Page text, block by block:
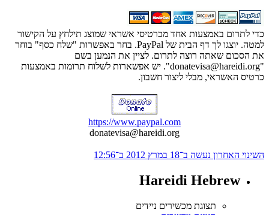
כדי לתרום באמצעות אחד מכרטיסי אשראי שמוצג תילחץ על הקישור
למטה. יוצגו לך דף הבית של PayPal. בחר באפשרות "שלח כסף" בוחר
את הסכום שאתה רוצה לתרום. לציין את הנמען בשם
"donatevisa@hareidi.org". יש אפשארות לשלוח תרומות באמצעות
כרטיס האשראי, מבלי ליצור חשבון.
https://www.paypal.com
donatevisa@hareidi.org
השינוי האחרון נעשה ב־18 במרץ 2012 ב־12:56
Hareidi Hebrew
תצוגת מכשירים ניידים